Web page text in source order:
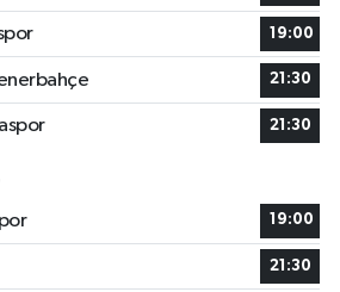
19:00
21:30
21:30
19:00
21:30